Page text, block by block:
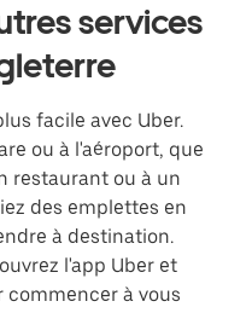
services
facile avec Uber.
ou à l'aéroport, que
restaurant ou à un
des emplettes en
à destination.
l'app Uber et
à vous